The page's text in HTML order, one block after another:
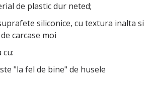
de plastic dur neted;
siliconice, cu textura inalta si
carcase moi
"la fel de bine" de husele